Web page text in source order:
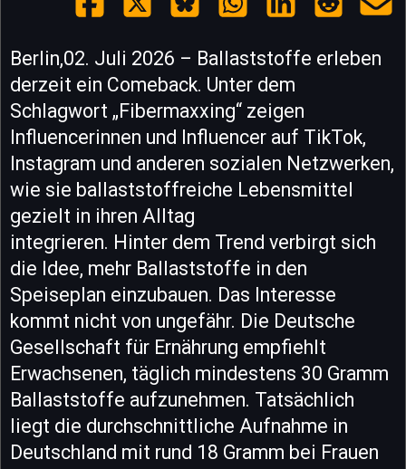
Berlin,02. Juli 2026 – Ballaststoffe erleben
derzeit ein Comeback. Unter dem
Schlagwort „Fibermaxxing“ zeigen
Influencerinnen und Influencer auf TikTok,
Instagram und anderen sozialen Netzwerken,
wie sie ballaststoffreiche Lebensmittel
gezielt in ihren Alltag
integrieren. Hinter dem Trend verbirgt sich
die Idee, mehr Ballaststoffe in den
Speiseplan einzubauen. Das Interesse
kommt nicht von ungefähr. Die Deutsche
Gesellschaft für Ernährung empfiehlt
Erwachsenen, täglich mindestens 30 Gramm
Ballaststoffe aufzunehmen. Tatsächlich
liegt die durchschnittliche Aufnahme in
Deutschland mit rund 18 Gramm bei Frauen